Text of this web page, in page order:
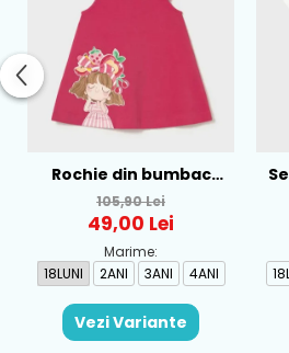
Rochie din bumbac
pentru fete Mayoral,
Rosu - 1930-069
105,90 Lei
49,00 Lei
Marime:
18LUNI
2ANI 3ANI 4ANI
Vezi Variante